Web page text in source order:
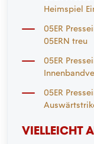
Heimspiel
05ER
05ERN treu
05ER
05ER
VIELLEICHT